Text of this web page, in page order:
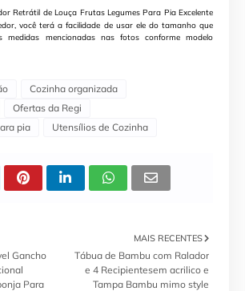
Retrátil de Louça Frutas Legumes Para Pia Excelente
você terá a facilidade de usar ele do tamanho que
medidas mencionadas nas fotos conforme modelo
Cozinha organizada
Ofertas da Regi
pia
Utensílios de Cozinha
MAIS RECENTES
Tábua de Bambu com Ralador
e 4 Recipientesem acrilico e
Tampa Bambu mimo style
Gancho
Para